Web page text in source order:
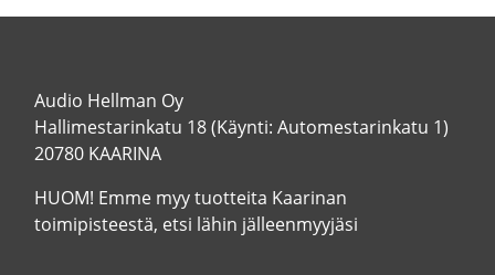
Audio Hellman Oy
Hallimestarinkatu 18 (Käynti: Automestarinkatu 1)
20780 KAARINA
HUOM! Emme myy tuotteita Kaarinan
toimipisteestä, etsi lähin jälleenmyyjäsi